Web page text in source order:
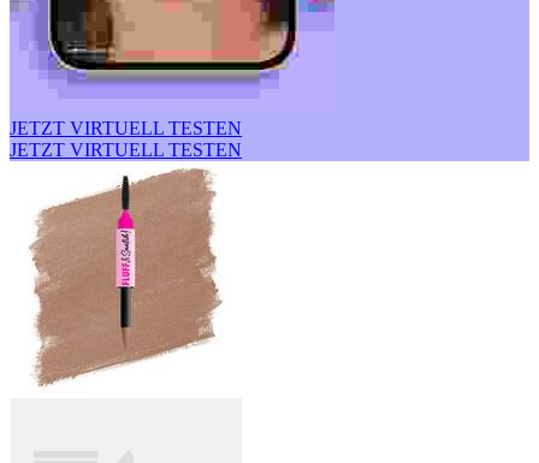
JETZT VIRTUELL TESTEN
JETZT VIRTUELL TESTEN